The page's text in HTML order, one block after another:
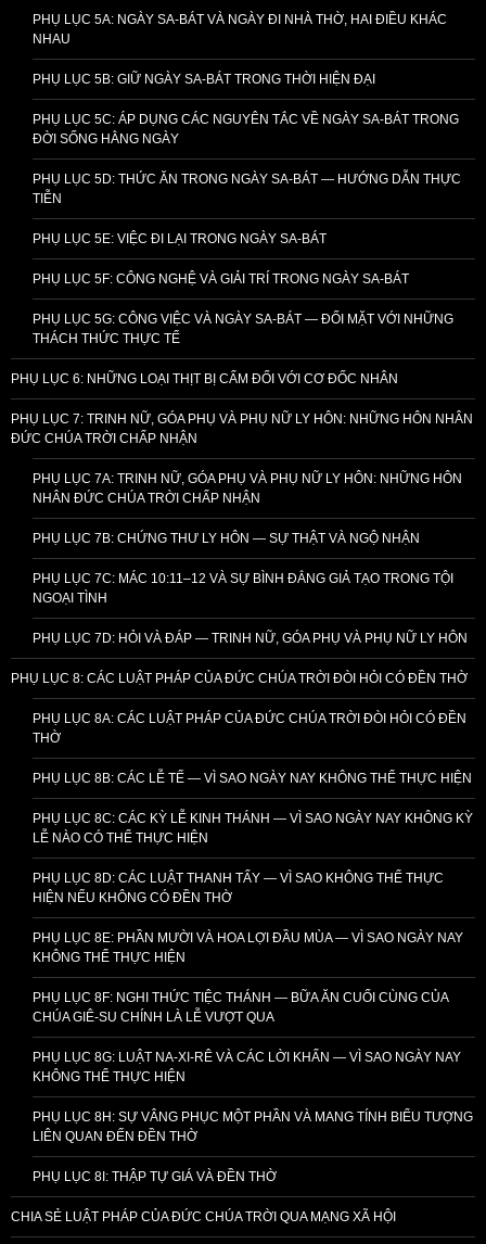
PHỤ LỤC 5A: NGÀY SA-BÁT VÀ NGÀY ĐI NHÀ THỜ, HAI ĐIỀU KHÁC
NHAU
PHỤ LỤC 5B: GIỮ NGÀY SA-BÁT TRONG THỜI HIỆN ĐẠI
PHỤ LỤC 5C: ÁP DỤNG CÁC NGUYÊN TẮC VỀ NGÀY SA-BÁT TRONG
ĐỜI SỐNG HẰNG NGÀY
PHỤ LỤC 5D: THỨC ĂN TRONG NGÀY SA-BÁT — HƯỚNG DẪN THỰC
TIỄN
PHỤ LỤC 5E: VIỆC ĐI LẠI TRONG NGÀY SA-BÁT
PHỤ LỤC 5F: CÔNG NGHỆ VÀ GIẢI TRÍ TRONG NGÀY SA-BÁT
PHỤ LỤC 5G: CÔNG VIỆC VÀ NGÀY SA-BÁT — ĐỐI MẶT VỚI NHỮNG
THÁCH THỨC THỰC TẾ
PHỤ LỤC 6: NHỮNG LOẠI THỊT BỊ CẤM ĐỐI VỚI CƠ ĐỐC NHÂN
PHỤ LỤC 7: TRINH NỮ, GÓA PHỤ VÀ PHỤ NỮ LY HÔN: NHỮNG HÔN NHÂN
ĐỨC CHÚA TRỜI CHẤP NHẬN
PHỤ LỤC 7A: TRINH NỮ, GÓA PHỤ VÀ PHỤ NỮ LY HÔN: NHỮNG HÔN
NHÂN ĐỨC CHÚA TRỜI CHẤP NHẬN
PHỤ LỤC 7B: CHỨNG THƯ LY HÔN — SỰ THẬT VÀ NGỘ NHẬN
PHỤ LỤC 7C: MÁC 10:11–12 VÀ SỰ BÌNH ĐẲNG GIẢ TẠO TRONG TỘI
NGOẠI TÌNH
PHỤ LỤC 7D: HỎI VÀ ĐÁP — TRINH NỮ, GÓA PHỤ VÀ PHỤ NỮ LY HÔN
PHỤ LỤC 8: CÁC LUẬT PHÁP CỦA ĐỨC CHÚA TRỜI ĐÒI HỎI CÓ ĐỀN THỜ
PHỤ LỤC 8A: CÁC LUẬT PHÁP CỦA ĐỨC CHÚA TRỜI ĐÒI HỎI CÓ ĐỀN
THỜ
PHỤ LỤC 8B: CÁC LỄ TẾ — VÌ SAO NGÀY NAY KHÔNG THỂ THỰC HIỆN
PHỤ LỤC 8C: CÁC KỲ LỄ KINH THÁNH — VÌ SAO NGÀY NAY KHÔNG KỲ
LỄ NÀO CÓ THỂ THỰC HIỆN
PHỤ LỤC 8D: CÁC LUẬT THANH TẨY — VÌ SAO KHÔNG THỂ THỰC
HIỆN NẾU KHÔNG CÓ ĐỀN THỜ
PHỤ LỤC 8E: PHẦN MƯỜI VÀ HOA LỢI ĐẦU MÙA — VÌ SAO NGÀY NAY
KHÔNG THỂ THỰC HIỆN
PHỤ LỤC 8F: NGHI THỨC TIỆC THÁNH — BỮA ĂN CUỐI CÙNG CỦA
CHÚA GIÊ-SU CHÍNH LÀ LỄ VƯỢT QUA
PHỤ LỤC 8G: LUẬT NA-XI-RÊ VÀ CÁC LỜI KHẤN — VÌ SAO NGÀY NAY
KHÔNG THỂ THỰC HIỆN
PHỤ LỤC 8H: SỰ VÂNG PHỤC MỘT PHẦN VÀ MANG TÍNH BIỂU TƯỢNG
LIÊN QUAN ĐẾN ĐỀN THỜ
PHỤ LỤC 8I: THẬP TỰ GIÁ VÀ ĐỀN THỜ
CHIA SẺ LUẬT PHÁP CỦA ĐỨC CHÚA TRỜI QUA MẠNG XÃ HỘI